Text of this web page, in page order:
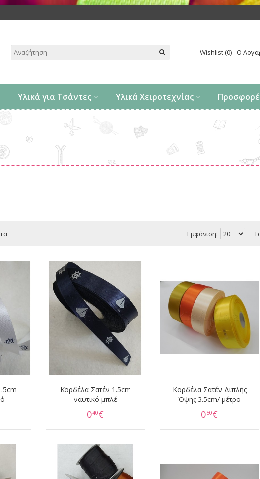
Wishlist (0) Ο
Υλικά για Τσάντες Υλικά Χειροτεχνίας
Εμφάνιση:
Κορδέλα Σατέν 1.5cm
ναυτικό μπλέ
040€
Κορδέλα Σατέν Διπλής
Όψης 3.5cm/ μέτρο
050€